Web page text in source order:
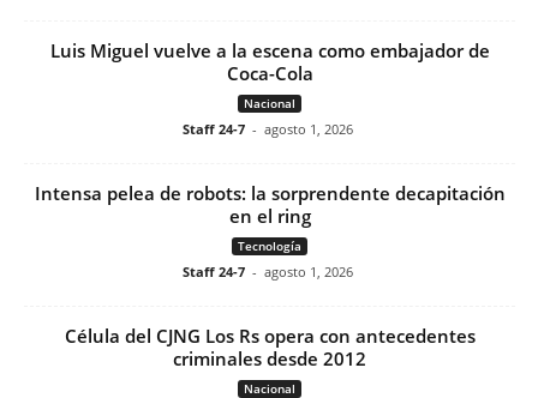
Luis Miguel vuelve a la escena como embajador de
Coca-Cola
Nacional
Staff 24-7 - agosto 1, 2026
Intensa pelea de robots: la sorprendente decapitación
en el ring
Tecnología
Staff 24-7 - agosto 1, 2026
Célula del CJNG Los Rs opera con antecedentes
criminales desde 2012
Nacional